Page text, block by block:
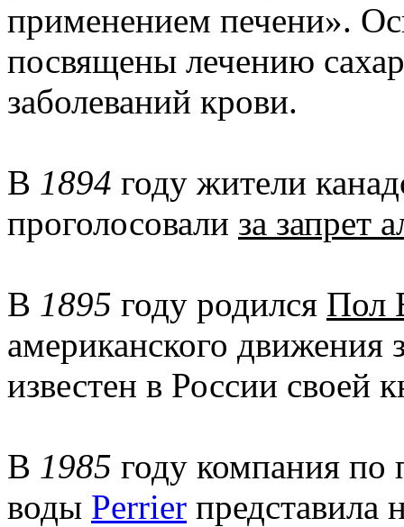
применением печени».
посвящены лечению
заболеваний крови.
В 1894 году жители
проголосовали за запрет
В 1895 году родился Пол
американского движения
известен в России своей
В 1985 году компания по
воды Perrier представила